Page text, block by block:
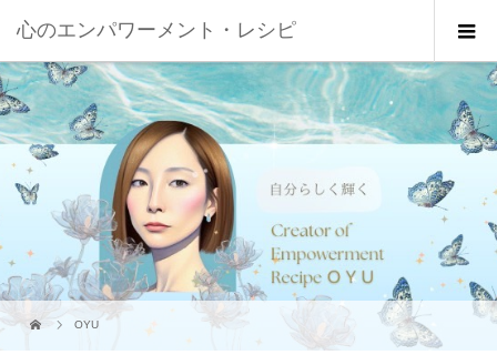
心のエンパワーメント・レシピ
OYU